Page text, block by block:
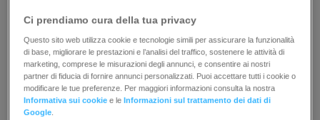
l’URL della pagina di ringraziamento sotto
l’elemento
Carrello abbandonato . L’asterisco può andare:
Prima del nome di dominio. Ad esempio, hai
delle pagine di ringraziamento in due
sottodomini: catalogo.esempio.com/grazie/ e
Ci prendiamo cura della tua privacy
Questo sito web utilizza cookie e tecnologie simili per assicurare la funzionalità
di base, migliorare le prestazioni e l’analisi del traffico, sostenere le attività di
marketing, comprese le misurazioni degli annunci, e consentire ai nostri
partner di fiducia di fornire annunci personalizzati. Puoi accettare tutti i cookie o
modificare le tue preferenze. Per maggiori informazioni consulta la nostra
Informativa sui cookie e leInformazioni sul trattamento dei dati di
Google